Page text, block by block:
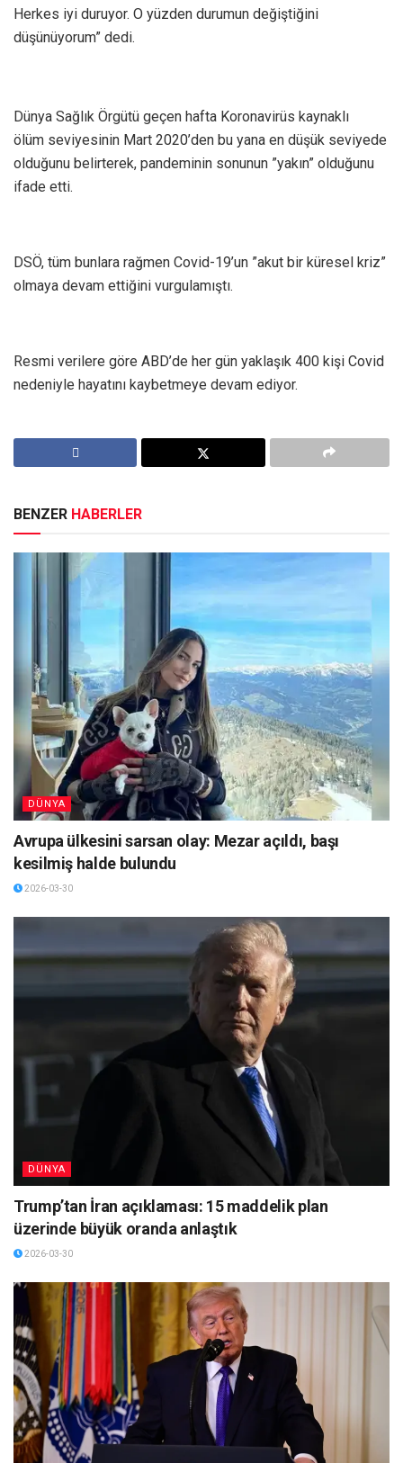
Herkes iyi duruyor. O yüzden durumun değiştiğini
düşünüyorum” dedi.
Dünya Sağlık Örgütü geçen hafta Koronavirüs kaynaklı
ölüm seviyesinin Mart 2020’den bu yana en düşük seviyede
olduğunu belirterek, pandeminin sonunun ”yakın” olduğunu
ifade etti.
DSÖ, tüm bunlara rağmen Covid-19’un ”akut bir küresel kriz”
olmaya devam ettiğini vurgulamıştı.
Resmi verilere göre ABD’de her gün yaklaşık 400 kişi Covid
nedeniyle hayatını kaybetmeye devam ediyor.
BENZER HABERLER
DÜNYA
Avrupa ülkesini sarsan olay: Mezar açıldı, başı
kesilmiş halde bulundu
2026-03-30
DÜNYA
Trump’tan İran açıklaması: 15 maddelik plan
üzerinde büyük oranda anlaştık
2026-03-30